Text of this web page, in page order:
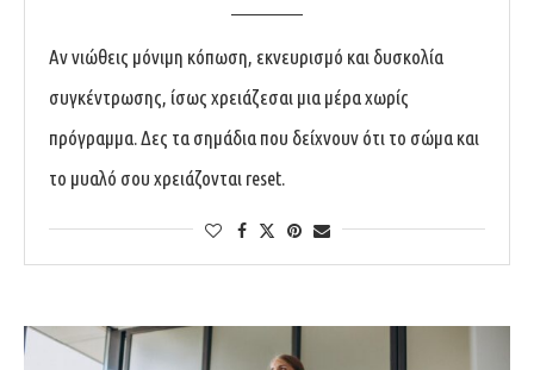
Αν νιώθεις μόνιμη κόπωση, εκνευρισμό και δυσκολία
συγκέντρωσης, ίσως χρειάζεσαι μια μέρα χωρίς
πρόγραμμα. Δες τα σημάδια που δείχνουν ότι το σώμα και
το μυαλό σου χρειάζονται reset.